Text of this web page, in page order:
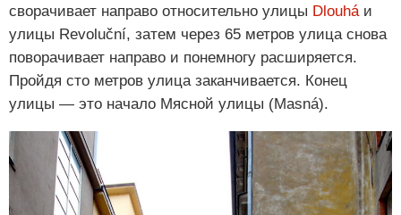
сворачивает направо относительно улицы Dlouhá и
улицы Revoluční, затем через 65 метров улица снова
поворачивает направо и понемногу расширяется.
Пройдя сто метров улица заканчивается. Конец
улицы — это начало Мясной улицы (Masná).